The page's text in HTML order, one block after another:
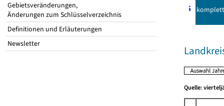
Gebietsveränderungen,
Änderungen zum Schlüsselverzeichnis
Definitionen und Erläuterungen
Newsletter
komplett
Quelle: